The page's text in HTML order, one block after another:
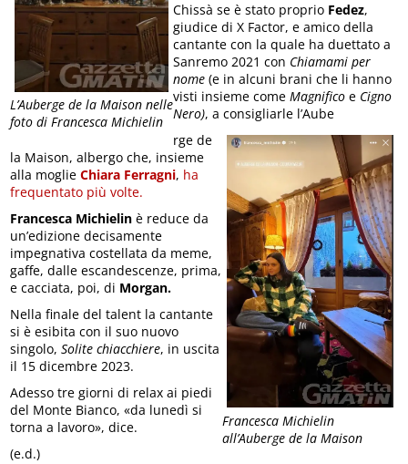
L’Auberge de la Maison nelle
foto di Francesca Michielin
Chissà se è stato proprio Fedez,
giudice di X Factor, e amico della
cantante con la quale ha duettato a
Sanremo 2021 con Chiamami per
nome (e in alcuni brani che li hanno
visti insieme come Magnifico e Cigno
Nero), a consigliarle l’Aube
Francesca Michielin
all’Auberge de la Maison
rge de
la Maison, albergo che, insieme
alla moglie Chiara Ferragni, ha
frequentato più volte.
Francesca Michielin è reduce da
un’edizione decisamente
impegnativa costellata da meme,
gaffe, dalle escandescenze, prima,
e cacciata, poi, di Morgan.
Nella finale del talent la cantante
si è esibita con il suo nuovo
singolo, Solite chiacchiere, in uscita
il 15 dicembre 2023.
Adesso tre giorni di relax ai piedi
del Monte Bianco, «da lunedì si
torna a lavoro», dice.
(e.d.)